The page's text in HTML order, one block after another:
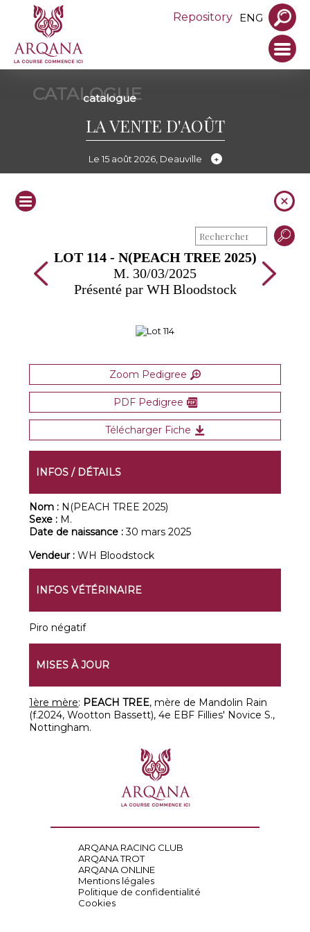
Repository ENG
CATALOGUE
catalogue
LA VENTE D'AOÛT
Le 15 août 2026, Deauville
LOT 114 - N(PEACH TREE 2025)
M. 30/03/2025
Présenté par WH Bloodstock
Zoom Pedigree
PDF Pedigree
Télécharger Fiche
INFOS / DÉTAILS
Nom : N(PEACH TREE 2025)
Sexe : M.
Date de naissance :30 mars 2025
Vendeur :WH Bloodstock
INFOS VÉTÉRINAIRE
Piro négatif
MISES À JOUR
1ère mère: PEACH TREE, mère de Mandolin Rain
(f.2024, Wootton Bassett), 4e EBF Fillies' Novice S.,
Nottingham.
ARQANA RACING CLUB
ARQANA TROT
ARQANA ONLINE
Mentions légales
Politique de confidentialité
Cookies